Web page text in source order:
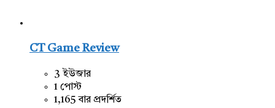
CT Game Review
3 ইউজার
1 পোস্ট
1,165 বার প্রদর্শিত